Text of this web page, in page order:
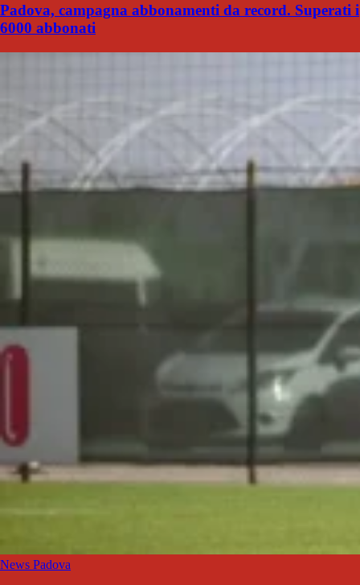
Padova, campagna abbonamenti da record. Superati i
6000 abbonati
News Padova